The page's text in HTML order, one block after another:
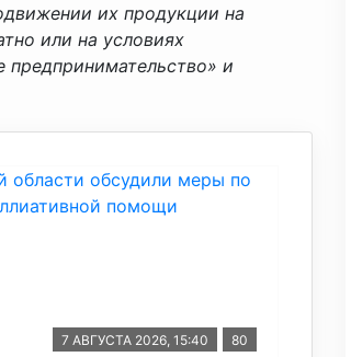
их продукции на
или на условиях
и
7 АВГУСТА 2026, 15:40 80